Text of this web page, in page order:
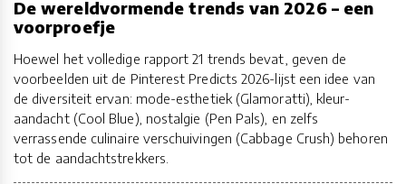
De wereldvormende trends van 2026 – een
voorproefje
Hoewel het volledige rapport 21 trends bevat, geven de
voorbeelden uit de Pinterest Predicts 2026-lijst een idee van
de diversiteit ervan: mode-esthetiek (Glamoratti), kleur-
aandacht (Cool Blue), nostalgie (Pen Pals), en zelfs
verrassende culinaire verschuivingen (Cabbage Crush) behoren
tot de aandachtstrekkers.